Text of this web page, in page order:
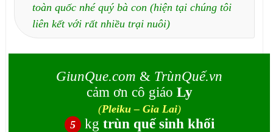
toàn quốc nhé quý bà con (hiện tại chúng tôi
liên kết với rất nhiều trại nuôi)
GiunQue.com & TrùnQuế.vn
cảm ơn cô giáo Ly
(Pleiku – Gia Lai)
5 kg trùn quế sinh khối